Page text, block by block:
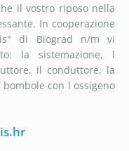
il vostro riposo nella
In cooperazione
di Biograd n/m vi
la sistemazione, l
il conduttore, la
con l ossigeno